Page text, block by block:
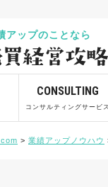
アップのことなら
CONSULTING
コンサルティングサービス
> 業績アップノウハウ